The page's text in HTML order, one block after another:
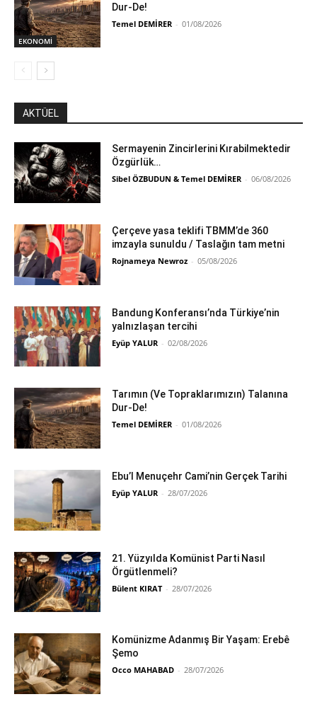
EKONOMİ
Dur-De!
Temel DEMİRER - 01/08/2026
AKTÜEL
Sermayenin Zincirlerini Kırabilmektedir
Özgürlük…
Sibel ÖZBUDUN & Temel DEMİRER - 06/08/2026
Çerçeve yasa teklifi TBMM’de 360
imzayla sunuldu / Taslağın tam metni
Rojnameya Newroz - 05/08/2026
Bandung Konferansı’nda Türkiye’nin
yalnızlaşan tercihi
Eyüp YALUR - 02/08/2026
Tarımın (Ve Topraklarımızın) Talanına
Dur-De!
Temel DEMİRER - 01/08/2026
Ebu’l Menuçehr Cami’nin Gerçek Tarihi
Eyüp YALUR - 28/07/2026
21. Yüzyılda Komünist Parti Nasıl
Örgütlenmeli?
Bülent KIRAT - 28/07/2026
Komünizme Adanmış Bir Yaşam: Erebê
Şemo
Occo MAHABAD - 28/07/2026